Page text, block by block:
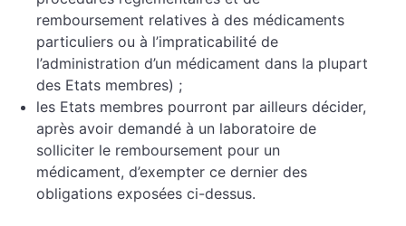
remboursement relatives à des médicaments
particuliers ou à l’impraticabilité de
l’administration d’un médicament dans la plupart
des Etats membres) ;
les Etats membres pourront par ailleurs décider,
après avoir demandé à un laboratoire de
solliciter le remboursement pour un
médicament, d’exempter ce dernier des
obligations exposées ci-dessus.